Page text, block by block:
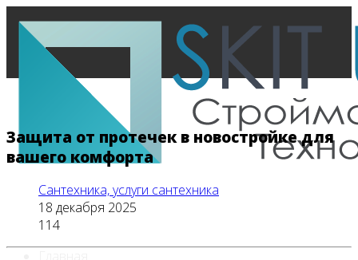
Защита от протечек в новостройке для
вашего комфорта
Сантехника, услуги сантехника
18 декабря 2025
114